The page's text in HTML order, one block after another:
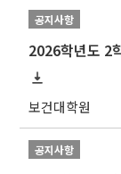
공지사항
2026학년도 2
보건대학원
공지사항